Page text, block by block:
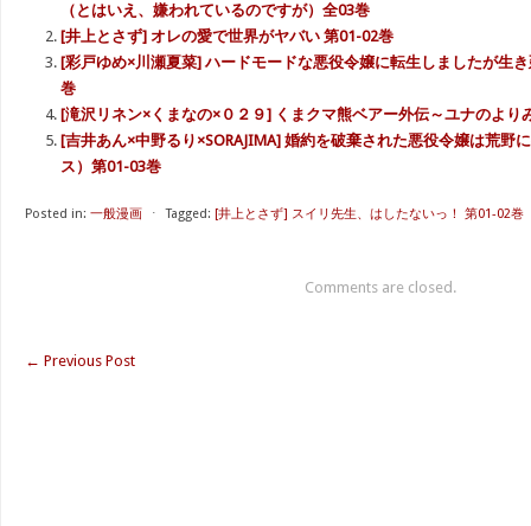
（とはいえ、嫌われているのですが）全03巻
[井上とさず] オレの愛で世界がヤバい 第01-02巻
[彩戸ゆめ×川瀬夏菜] ハードモードな悪役令嬢に転生しましたが生
巻
[滝沢リネン×くまなの×０２９] くまクマ熊ベアー外伝～ユナのより
[吉井あん×中野るり×SORAJIMA] 婚約を破棄された悪役令嬢は荒野
ス）第01-03巻
Posted in: 一般漫画 ⋅ Tagged: [井上とさず] スイリ先生、はしたないっ！ 第01-02巻
Comments are closed.
← Previous Post